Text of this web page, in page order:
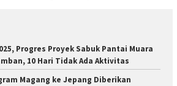
Progres Proyek Sabuk Pantai Muara
10 Hari Tidak Ada Aktivitas
Magang ke Jepang Diberikan